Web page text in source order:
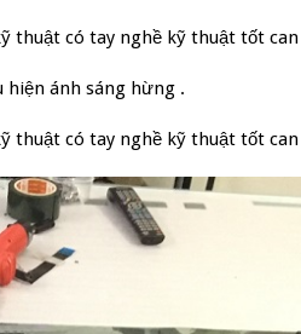
thuật có tay nghề kỹ thuật tốt
ánh sáng hừng .
thuật có tay nghề kỹ thuật tốt